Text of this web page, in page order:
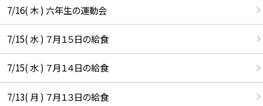
7/16( 木 ) 六年生の運動会
7/15( 水 ) ７月１５日の給食
7/15( 水 ) ７月１４日の給食
7/13( 月 ) ７月１３日の給食